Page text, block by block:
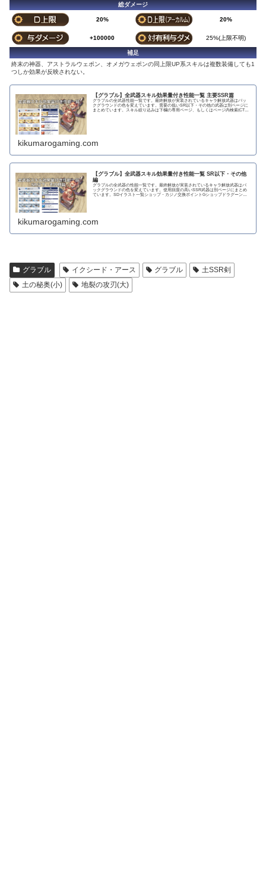
総ダメージ
20% 20%
+100000 25%(上限不明)
補足
終末の神器、アストラルウェポン、オメガウェポンの同上限UP系スキルは複数装備しても1
つしか効果が反映されない。
【グラブル】全武器スキル効果量付き性能一覧 主要SSR篇
グラブルの全武器性能一覧です。最終解放が実装されているキャラ解放武器はバッ
クグラウンドの色を変えています。需要の低いSR以下・その他の武器は別ページに
まとめています。スキル絞り込みは下欄の専用ページ、もしくはページ内検索(CTRL
kikumarogaming.com
【グラブル】全武器スキル効果量付き性能一覧 SR以下・その他
編
グラブルの全武器の性能一覧です。最終解放が実装されているキャラ解放武器はバ
ックグラウンドの色を変えています。使用頻度の高いSSR武器は別ページにまとめ
ています。SDイラスト一覧ショップ・カジノ交換ポイントGショップドラグーンラ
kikumarogaming.com
グラブル イクシード・アース グラブル
土SSR剣
土の秘奥(小)
地裂の攻刃(大)